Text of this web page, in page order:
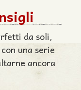
da soli,
una serie
ancora